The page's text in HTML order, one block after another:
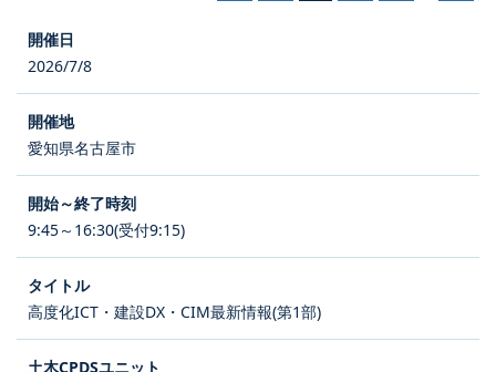
2026/7/8
愛知県名古屋市
9:45～16:30(受付9:15)
高度化ICT・建設DX・CIM最新情報(第1部)